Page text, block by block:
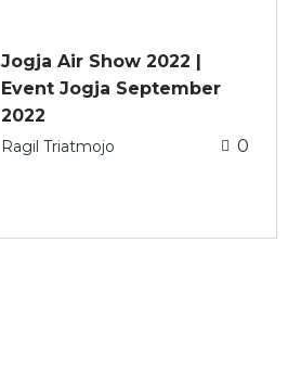
Jogja Air Show 2022 |
Event Jogja September
2022
Ragil Triatmojo 0